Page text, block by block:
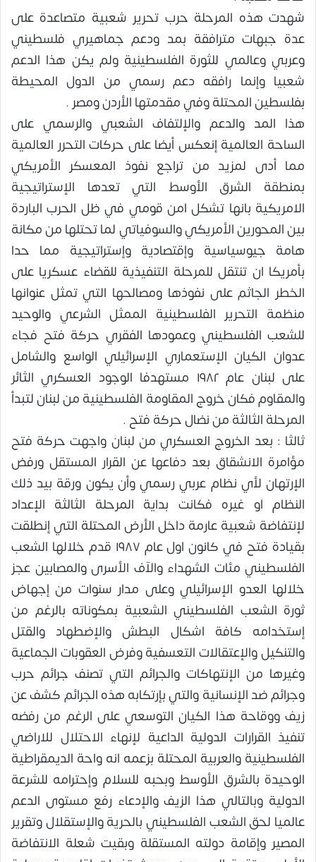
شهدت هذه المرحلة حرب تحرير شعبية متصاعدة على
عدة جبهات مترافقة بمد ودعم جماهيري فلسطيني
وعربي وعالمي للثورة الفلسطينية ولم يكن هذا الدعم
شعبيا وإنما رافقه دعم رسمي من الدول المحيطة
بفلسطين المحتلة وفي مقدمتها الأردن ومصر .
هذا المد والدعم والإلتفاف الشعبي والرسمي على
الساحة العالمية إنعكس أيضا على حركات التحرر العالمية
مما أدى لمزيد من تراجع نفوذ المعسكر الأمريكي
بمنطقة الشرق الأوسط التي تعدها الإستراتيجية
الامريكية بانها تشكل امن قومي في ظل الحرب الباردة
بين المحورين الأمريكي والسوفياتي لما تحتلها من مكانة
هامة جيوسياسية وإقتصادية وإستراتيجية مما حدا
بأمريكا ان تنتقل للمرحلة التنفيذية للقضاء عسكريا على
الخطر الجاثم على نفوذها ومصالحها التي تمثل عنوانها
منظمة التحرير الفلسطينية الممثل الشرعي والوحيد
للشعب الفلسطيني وعمودها الفقري حركة فتح فجاء
عدوان الكيان الإستعماري الإسرائيلي الواسع والشامل
على لبنان عام ١٩٨٢ مستهدفا الوجود العسكري الثائر
والمقاوم فكان خروج المقاومة الفلسطينية من لبنان لتبدأ
المرحلة الثالثة من نضال حركة فتح .
ثالثا : بعد الخروج العسكري من لبنان واجهت حركة فتح
مؤامرة الانشقاق بعد دفاعها عن القرار المستقل ورفض
الإرتهان لأي نظام عربي رسمي وأن يكون ورقة بيد ذلك
النظام او غيره فكانت بداية المرحلة الثالثة الإعداد
لإنتفاضة شعبية عارمة داخل الأرض المحتلة التي إنطلقت
بقيادة فتح في كانون اول عام ١٩٨٧ قدم خلالها الشعب
الفلسطيني مئات الشهداء والآف الأسرى والمصابين عجز
خلالها العدو الإسرائيلي وعلى مدار سنوات من إجهاض
ثورة الشعب الفلسطيني الشعبية بمكوناته بالرغم من
إستخدامه كافة اشكال البطش والإضطهاد والقتل
والتنكيل والإعتقالات التعسفية وفرض العقوبات الجماعية
وغيرها من الإنتهاكات والجرائم التي تصنف جرائم حرب
وجرائم ضد الإنسانية والتي بإرتكابه هذه الجرائم كشف عن
زيف ووقاحة هذا الكيان التوسعي على الرغم من رفضه
تنفيذ القرارات الدولية الداعية لإنهاء الاحتلال للاراضي
الفلسطينية والعربية المحتلة بزعمه انه واحة الديمقراطية
الوحيدة بالشرق الأوسط وبحبه للسلام وإحترامه للشرعة
الدولية وبالتالي هذا الزيف والإدعاء رفع مستوى الدعم
عالميا لحق الشعب الفلسطيني بالحرية والإستقلال وتقرير
المصير وإقامة دولته المستقلة وبقيت شعلة الانتفاضة